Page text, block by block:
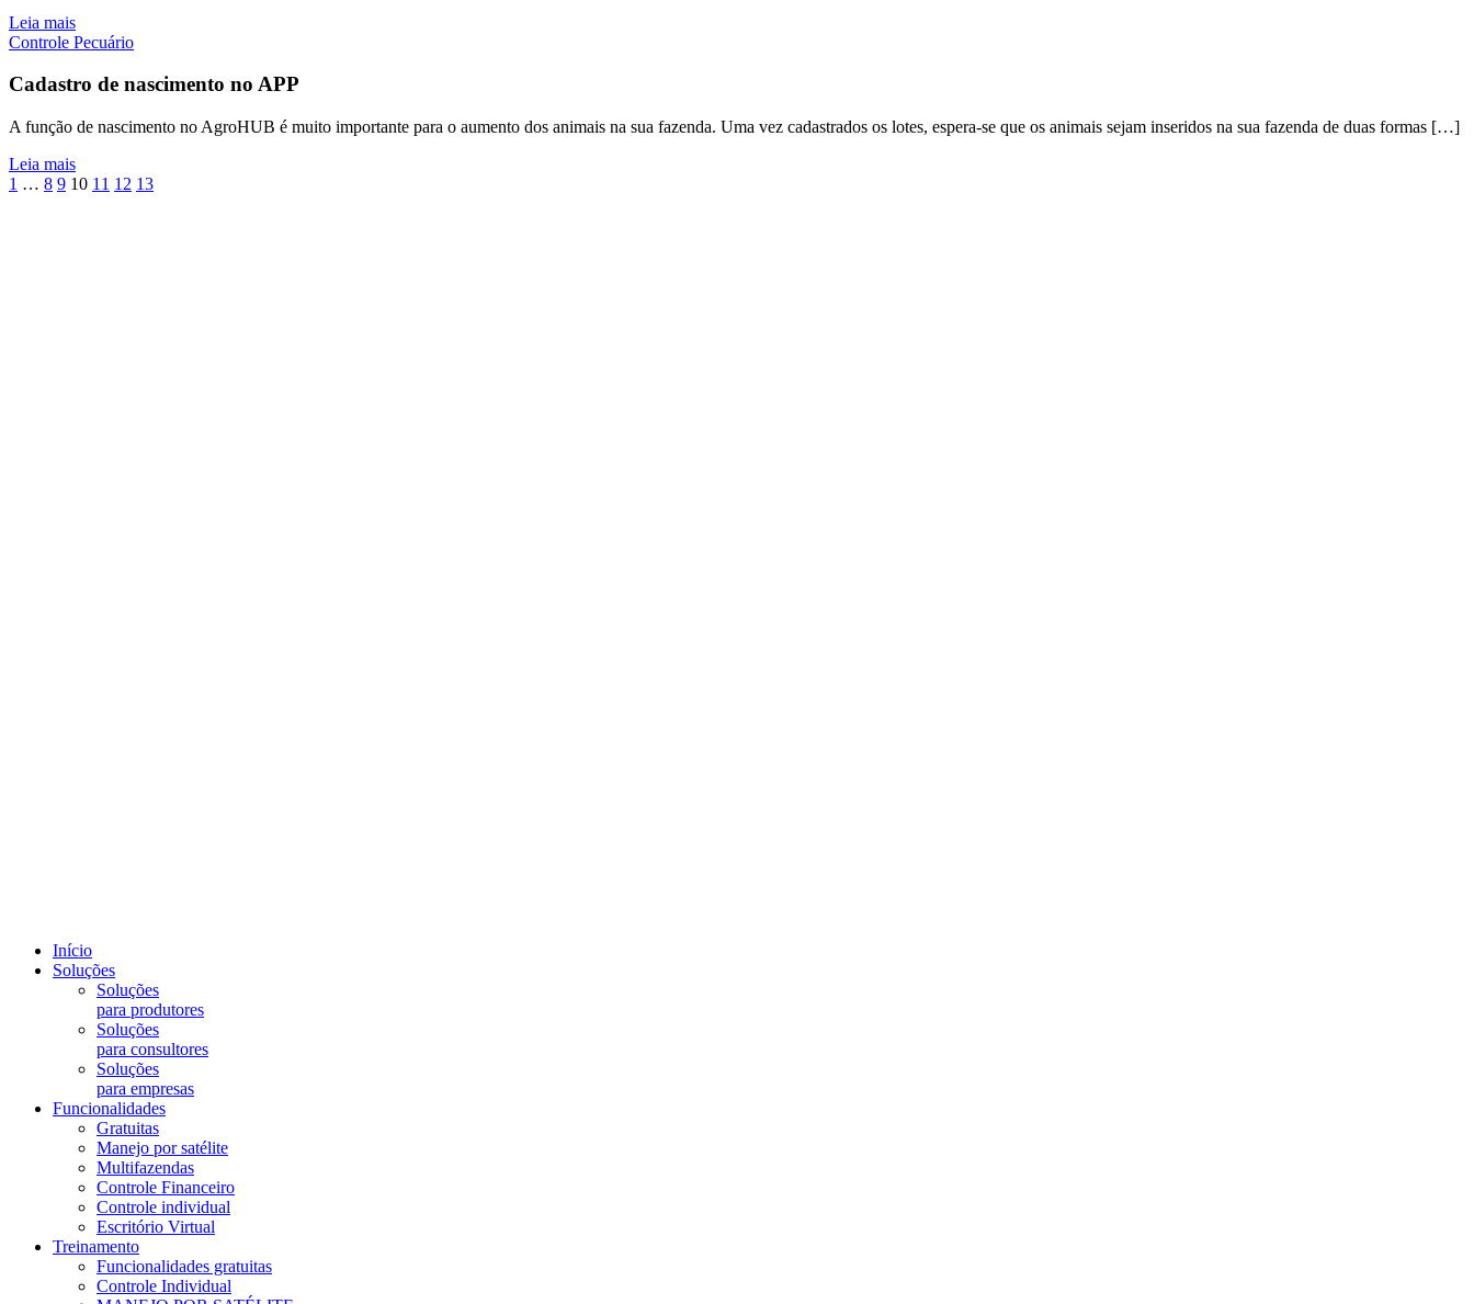
Leia mais
Controle Pecuário
Cadastro de nascimento no APP
A função de nascimento no AgroHUB é muito importante para o aumento dos animais na sua fazenda. Uma vez cadastrados os lotes, espera-se que os animais sejam inseridos na sua fazenda de duas formas […]
Leia mais
1 … 8 9 10 11 12 13
Início
Soluções
Soluções
para produtores
Soluções
para consultores
Soluções
para empresas
Funcionalidades
Gratuitas
Manejo por satélite
Multifazendas
Controle Financeiro
Controle individual
Escritório Virtual
Treinamento
Funcionalidades gratuitas
Controle Individual